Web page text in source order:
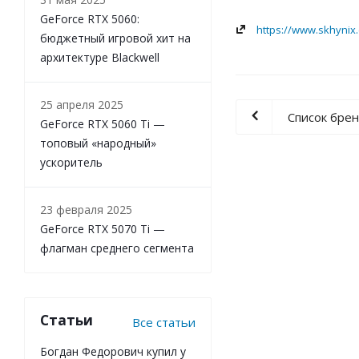
https://
Список
GeForce RTX 5060:
бюджетный игровой хит на
архитектуре Blackwell
25 апреля 2025
GeForce RTX 5060 Ti —
топовый «народный»
ускоритель
23 февраля 2025
GeForce RTX 5070 Ti —
флагман среднего сегмента
Статьи Все статьи
Богдан Федорович купил у